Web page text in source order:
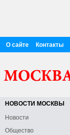
О сайте Контакты
НОВОСТИ МОСКВЫ
Новости
Общество